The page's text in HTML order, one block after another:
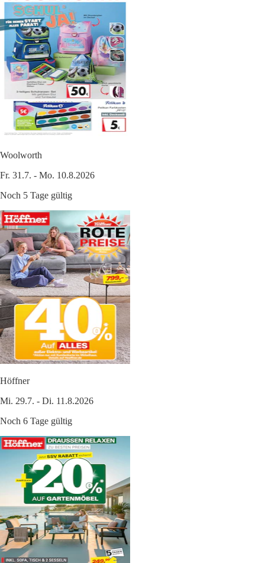
Woolworth
Fr. 31.7. - Mo. 10.8.2026
Noch 5 Tage gültig
Höffner
Mi. 29.7. - Di. 11.8.2026
Noch 6 Tage gültig